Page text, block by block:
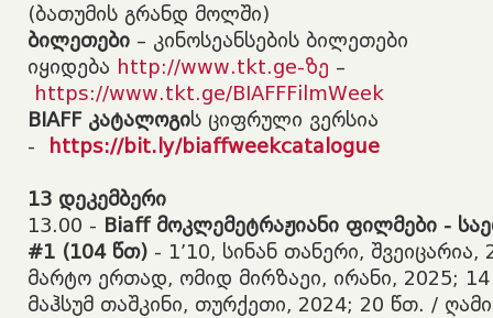
(ბათუმის გრანდ მოლში)
ბილეთები – კინოსეანსების ბილეთები
იყიდება http://www.tkt.ge-ზე –
https://www.tkt.ge/BIAFFFilmWeek
BIAFF კატალოგის ციფრული ვერსია
-
https://bit.ly/biaffweekcatalogue
13 დეკემბერი
​13.00 - Biaff მოკლემეტრაჟიანი ფილმები -
#1 (104 წთ) - 1’10, სინან თანერი,
მარტო ერთად, ომიდ მირზაეი, ირანი, 2025;
მაჰსუმ თაშკინი, თურქეთი, 2024; 20 წთ. /